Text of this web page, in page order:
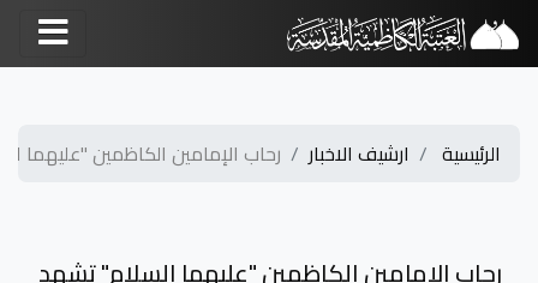
الرئيسية ارشيف الاخبار رحاب الإمامين الكاظمين "عليهما
رحاب الإمامين الكاظمين "عليهما السلام" تشهد